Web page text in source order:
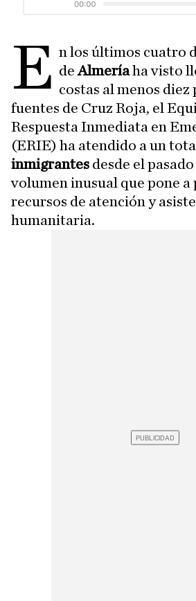
E n los últimos cuatro
deAlmeríaha visto
costas al menos diez
fuentes de Cruz Roja, el
Respuesta Inmediata en
(ERIE) ha atendido a un
inmigrantes desde el
volumen inusual que pone a
recursos de atención y
humanitaria.